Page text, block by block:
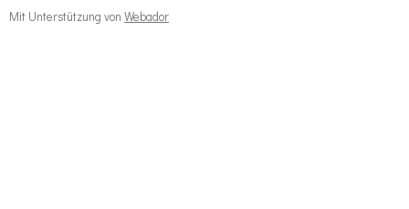
Mit Unterstützung von Webador